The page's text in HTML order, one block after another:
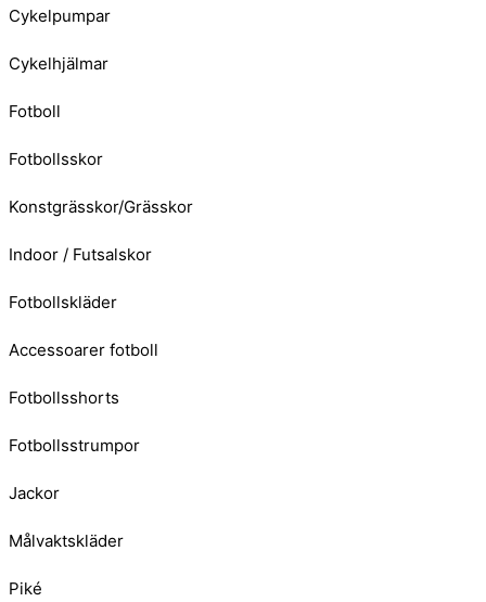
Cykelpumpar
Cykelhjälmar
Fotboll
Fotbollsskor
Konstgrässkor/Grässkor
Indoor / Futsalskor
Fotbollskläder
Accessoarer fotboll
Fotbollsshorts
Fotbollsstrumpor
Jackor
Målvaktskläder
Piké